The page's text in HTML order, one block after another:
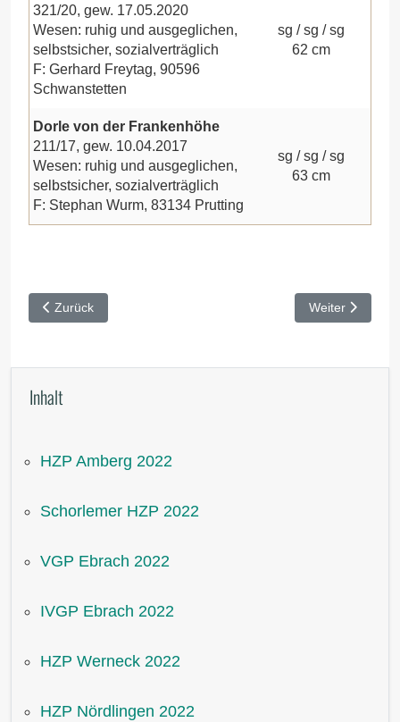
321/20, gew. 17.05.2020
Wesen: ruhig und ausgeglichen,
selbstsicher, sozialverträglich
F: Gerhard Freytag, 90596
Schwanstetten
sg / sg / sg
62 cm
Dorle von der Frankenhöhe
211/17, gew. 10.04.2017
Wesen: ruhig und ausgeglichen,
selbstsicher, sozialverträglich
F: Stephan Wurm, 83134 Prutting
sg / sg / sg
63 cm
Vorheriger Beitrag: VSwP & VFSP Unken 2022
Zurück Nächster
Weiter
Inhalt
HZP Amberg 2022
Schorlemer HZP 2022
VGP Ebrach 2022
IVGP Ebrach 2022
HZP Werneck 2022
HZP Nördlingen 2022